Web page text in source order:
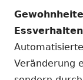
Essverhalten
Veränderung